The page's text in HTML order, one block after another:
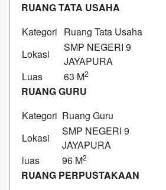
RUANG TATA USAHA
Kategori Ruang Tata Usaha
Lokasi
SMP NEGERI 9
JAYAPURA
Luas
63 M2
RUANG GURU
Kategori Ruang Guru
Lokasi
SMP NEGERI 9
JAYAPURA
luas
96 M2
RUANG PERPUSTAKAAN